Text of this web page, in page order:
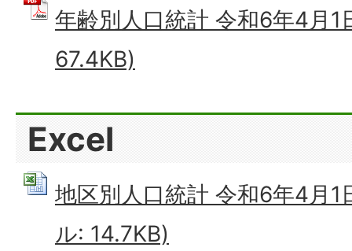
年齢別人口統計 令和6年4月1
67.4KB)
Excel
地区別人口統計 令和6年4月
ル: 14.7KB)